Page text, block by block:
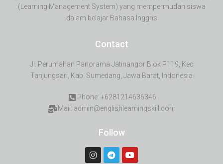
(Learning Management System) yang mempermudah siswa
dalam belajar Bahasa Inggris
Contact
Jl. Perumahan Panorama Jatinangor Blok P119, Kec
Tanjungsari, Kab. Sumedang, Jawa Barat, Indonesia
Phone: +6281214636346
Mail: admin@englishlearningskill.com
Follow